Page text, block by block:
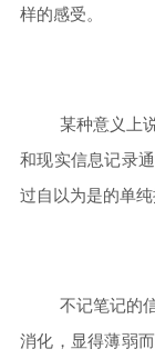
样的感受。
某种意义上
和现实信息记录
过自以为是的单纯
不记笔记的
消化，显得薄弱